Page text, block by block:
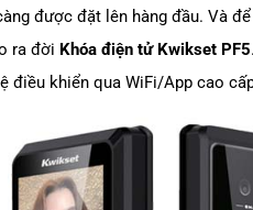
được đặt lên hàng đầu. Và
ra đời Khóa điện tử Kwikset PF5
điều khiển qua WiFi/App cao